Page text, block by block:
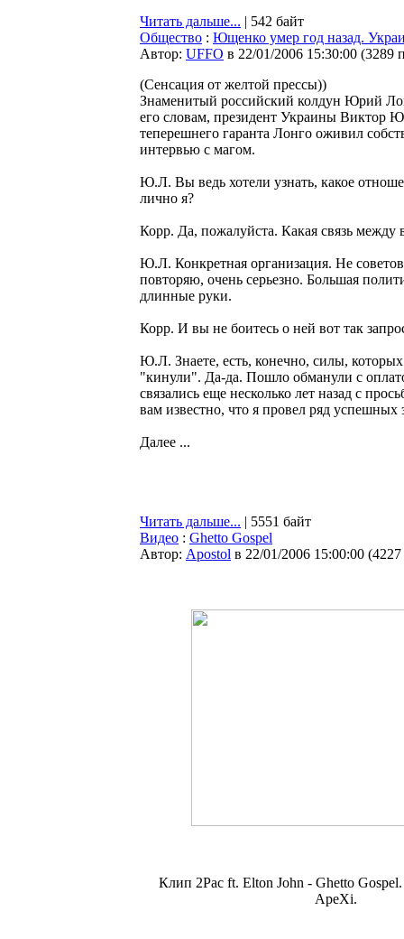
Читать дальше... | 542 байт
Общество : Ющенко умер год назад.
Автор: UFFO в 22/01/2006 15:30:00 (3289
(Сенсация от желтой прессы))
Знаменитый российский колдун Юрий
его словам, президент Украины Виктор
теперешнего гаранта Лонго оживил
интервью с магом.
Ю.Л. Вы ведь хотели узнать, какое
лично я?
Корр. Да, пожалуйста. Какая связь
Ю.Л. Конкретная организация. Не
повторяю, очень серьезно. Большая
длинные руки.
Корр. И вы не боитесь о ней вот так
Ю.Л. Знаете, есть, конечно, силы,
"кинули". Да-да. Пошло обманули с
связались еще несколько лет назад с
вам известно, что я провел ряд
Далее ...
Читать дальше... | 5551 байт
Видео : Ghetto Gospel
Автор: Apostol в 22/01/2006 15:00:00 (
Клип 2Pac ft. Elton John - Ghetto
ApeXi.